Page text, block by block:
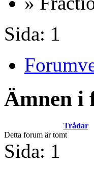
Sida: 1
Ämnen i
Trådar
Detta forum är tomt
Sida: 1